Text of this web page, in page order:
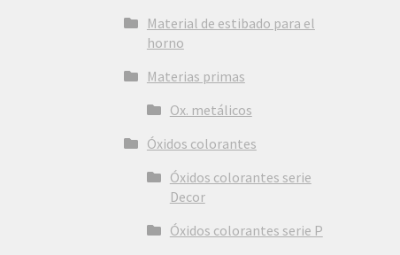
Material de estibado para el
horno
Materias primas
Ox. metálicos
Óxidos colorantes
Óxidos colorantes serie
Decor
Óxidos colorantes serie P